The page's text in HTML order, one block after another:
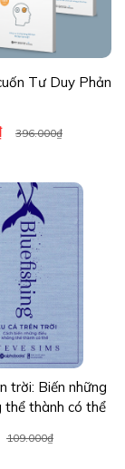
Tư Duy Phản
396.000₫
trời: Biến những
thể thành có thể
109.000₫